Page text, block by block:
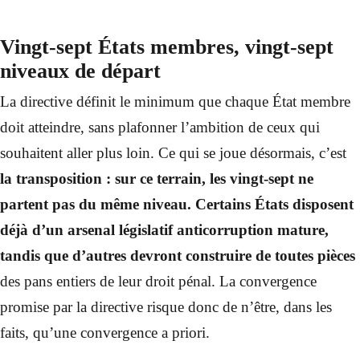
Vingt-sept États membres, vingt-sept
niveaux de départ
La directive définit le minimum que chaque État membre
doit atteindre, sans plafonner l’ambition de ceux qui
souhaitent aller plus loin. Ce qui se joue désormais, c’est
la transposition : sur ce terrain, les vingt-sept ne
partent pas du même niveau. Certains États disposent
déjà d’un arsenal législatif anticorruption mature,
tandis que d’autres devront construire de toutes pièces
des pans entiers de leur droit pénal. La convergence
promise par la directive risque donc de n’être, dans les
faits, qu’une convergence a priori.